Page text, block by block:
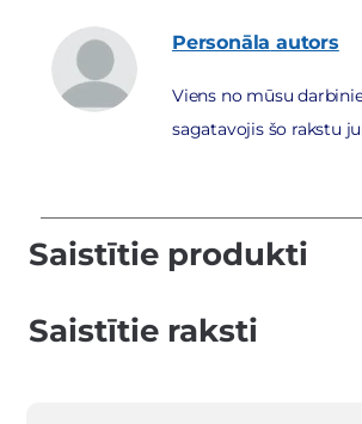
Personāla autors
Viens no mūsu
sagatavojis šo rakstu
Saistītie produkti
Saistītie raksti